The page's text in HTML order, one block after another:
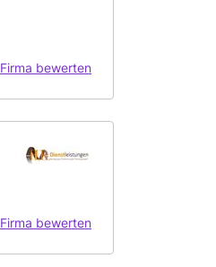
Firma bewerten
Firma bewerten